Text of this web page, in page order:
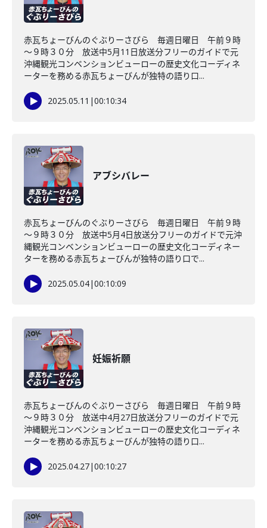
赤瓦ちょーびんのぐぶりーさびら 毎週日曜日 午前９時
～９時３０分 放送中5月11日放送分フリーのガイドで元
沖縄観光コンベンションビューローの歴史文化コーディネ
ーターを務める赤瓦ちょーびんが独特の語り口...
2025.05.11 |00:10:34
アブシバレー
赤瓦ちょーびんのぐぶりーさびら 毎週日曜日 午前９時
～９時３０分 放送中5月4日放送分フリーのガイドで元沖
縄観光コンベンションビューローの歴史文化コーディネー
ターを務める赤瓦ちょーびんが独特の語り口で...
2025.05.04|00:10:09
妊娠祈願
赤瓦ちょーびんのぐぶりーさびら 毎週日曜日 午前９時
～９時３０分 放送中4月27日放送分フリーのガイドで元
沖縄観光コンベンションビューローの歴史文化コーディネ
ーターを務める赤瓦ちょーびんが独特の語り口...
2025.04.27|00:10:27